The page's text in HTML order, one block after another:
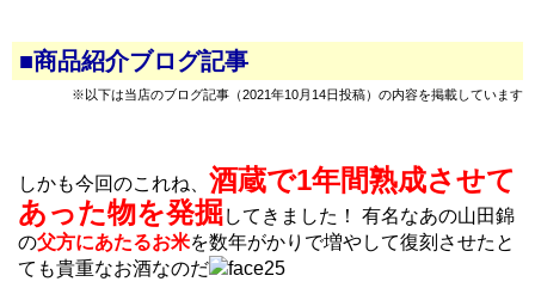
■商品紹介ブログ記事
※以下は当店のブログ記事（2021年10月14日投稿）の内容を掲載しています
しかも今回のこれね、 酒蔵で1年間熟成させて
あった物を発掘してきました！ 有名なあの山田錦
の父方にあたるお米を数年がかりで増やして復刻させたと
ても貴重なお酒なのだ